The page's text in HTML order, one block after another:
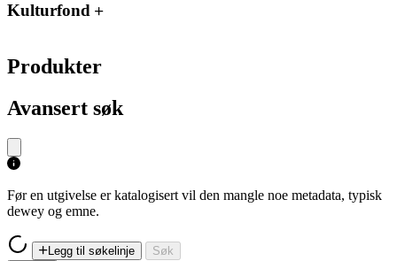
Kulturfond
Produkter
Avansert søk
Før en utgivelse er katalogisert vil den mangle noe metadata, typisk
dewey og emne.
Legg til søkelinje
Søk